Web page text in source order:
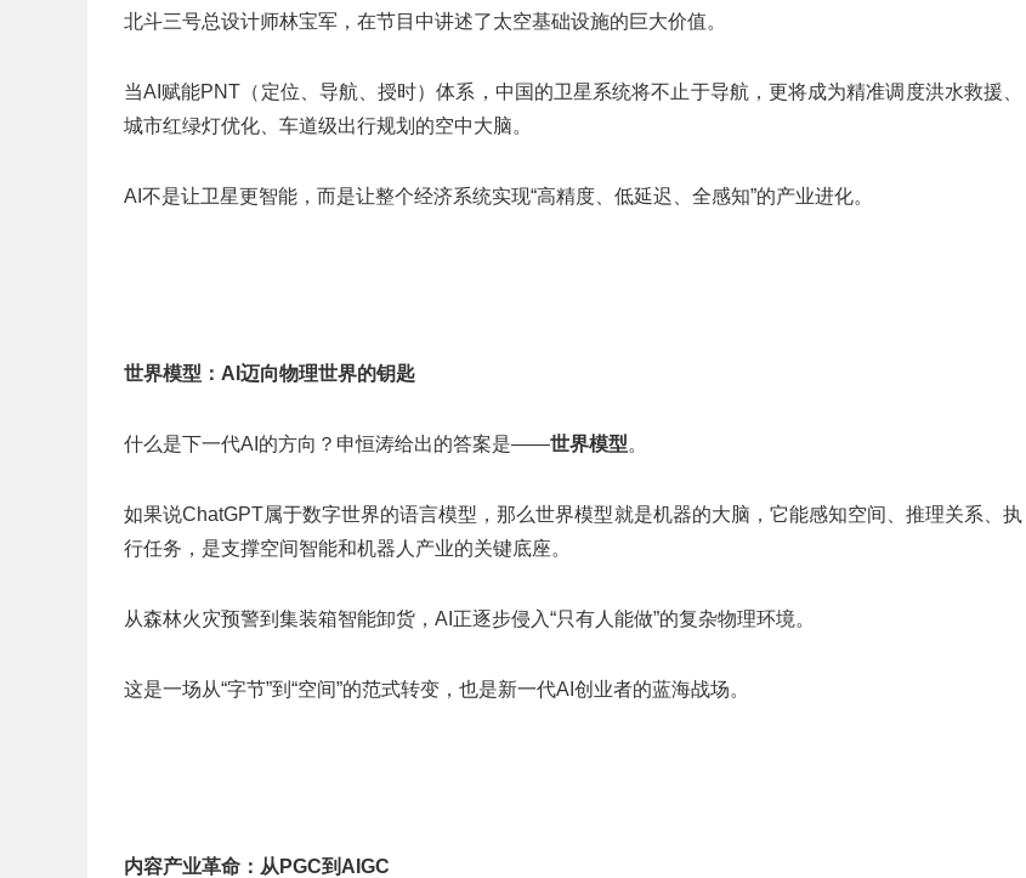
北斗三号总设计师林宝军，在节目中讲述了太空基础设施的巨大价值。
当AI赋能PNT（定位、导航、授时）体系，中国的卫星系统将不止于导航，更将成为精准调度洪水救援、
城市红绿灯优化、车道级出行规划的空中大脑。
AI不是让卫星更智能，而是让整个经济系统实现“高精度、低延迟、全感知”的产业进化。
世界模型： AI 迈向物理世界的钥匙
什么是下一代AI的方向？申恒涛给出的答案是——世界模型。
如果说ChatGPT属于数字世界的语言模型，那么世界模型就是机器的大脑，它能感知空间、推理关系、执
行任务，是支撑空间智能和机器人产业的关键底座。
从森林火灾预警到集装箱智能卸货，AI正逐步侵入“只有人能做”的复杂物理环境。
这是一场从“字节”到“空间”的范式转变，也是新一代AI创业者的蓝海战场。
内容产业革命：从 PGC到 AIGC